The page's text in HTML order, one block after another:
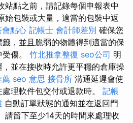
站點之前，請記錄每個申報表中
始包裝或大量，適當的包裝中返
會點心 記帳士 會計師差別 確保您
，並且脆弱的物體得到適當的保
傷。 竹北推拿整復 seo公司 明
並在接收時允許更平穩的倉庫操
薦 seo 意思 接骨所 溝通延遲會使
理軟件包交付或退款時。 記帳
自動訂單狀態的通知並在返回門
請留下至少14天的時間來處理收